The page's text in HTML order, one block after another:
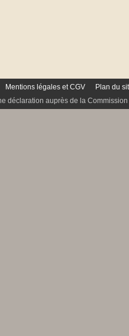
Mentions légales et CGV
Plan du
déclaration auprès de la